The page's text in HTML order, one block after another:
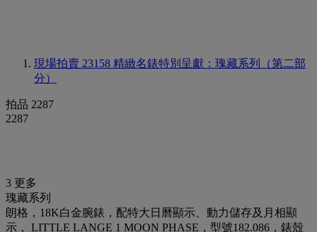
現場拍賣 23158 精緻名錶特別呈獻：瑰藏系列（第二部
分）
拍品 2287
2287
3 更多
瑰藏系列
朗格，18K白金腕錶，配特大日曆顯示、動力儲存及月相顯
示， LITTLE LANGE 1 MOON PHASE，型號182.086，錶殼